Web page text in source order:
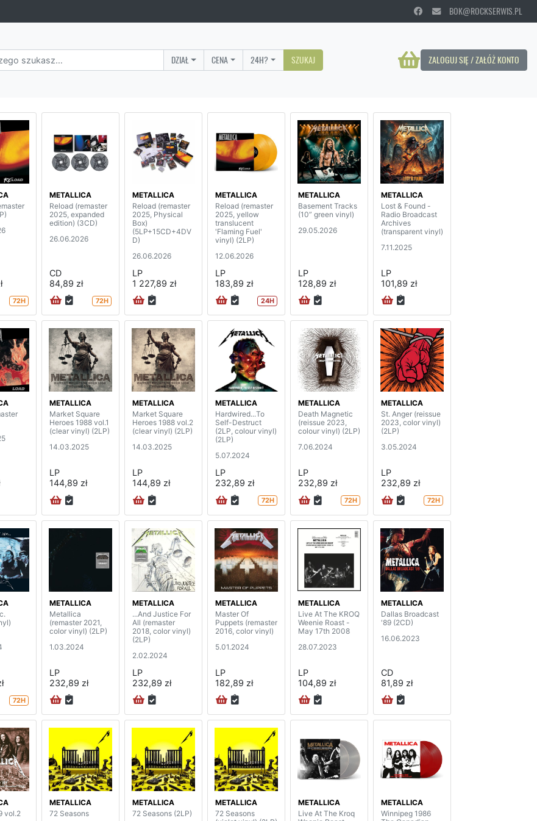
BOK@ROCKSERWIS.PL
ZALOGUJ SIĘ / ZAŁÓŻ KONTO
DZIAŁ CENA 24H? SZUKAJ
72H
METALLICA
Reload (remaster
2025, expanded
edition) (3CD)
26.06.2026
CD
84,89 zł
72H
METALLICA
Reload (remaster
2025, Physical
Box)
(5LP+15CD+4DV
D)
26.06.2026
LP
1 227,89 zł
METALLICA
Reload (remaster
2025, yellow
translucent
'Flaming Fuel'
vinyl) (2LP)
12.06.2026
LP
183,89 zł
24H
METALLICA
Basement Tracks
(10” green vinyl)
29.05.2026
LP
128,89 zł
METALLICA
Lost & Found -
Radio Broadcast
Archives
(transparent vinyl)
7.11.2025
LP
101,89 zł
METALLICA
Market Square
Heroes 1988 vol.1
(clear vinyl) (2LP)
14.03.2025
LP
144,89 zł
METALLICA
Market Square
Heroes 1988 vol.2
(clear vinyl) (2LP)
14.03.2025
LP
144,89 zł
METALLICA
Hardwired...To
Self-Destruct
(2LP, colour vinyl)
(2LP)
5.07.2024
LP
232,89 zł
72H
METALLICA
Death Magnetic
(reissue 2023,
colour vinyl) (2LP)
7.06.2024
LP
232,89 zł
72H
METALLICA
St. Anger (reissue
2023, color vinyl)
(2LP)
3.05.2024
LP
232,89 zł
72H
72H
METALLICA
Metallica
(remaster 2021,
color vinyl) (2LP)
1.03.2024
LP
232,89 zł
METALLICA
...And Justice For
All (remaster
2018, color vinyl)
(2LP)
2.02.2024
LP
232,89 zł
METALLICA
Master Of
Puppets (remaster
2016, color vinyl)
5.01.2024
LP
182,89 zł
METALLICA
Live At The KROQ
Weenie Roast -
May 17th 2008
28.07.2023
LP
104,89 zł
METALLICA
Dallas Broadcast
'89 (2CD)
16.06.2023
CD
81,89 zł
vol.2
METALLICA
72 Seasons
METALLICA
72 Seasons (2LP)
METALLICA
72 Seasons
METALLICA
Live At The Kroq
METALLICA
Winnipeg 1986